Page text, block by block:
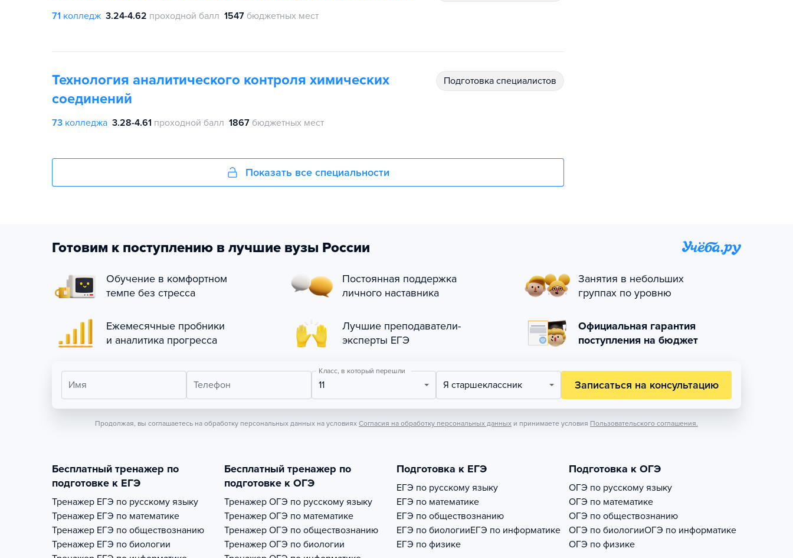
71 колледж 3.24-4.62 проходной балл 1547 бюджетных мест
Технология аналитического контроля химических
соединений
подготовка специалистов
73 колледжа 3.28-4.61 проходной балл 1867 бюджетных мест
Показать все специальности
Готовим к поступлению в лучшие вузы России
Обучение в комфортном
темпе без стресса
Постоянная поддержка
личного наставника
Занятия в небольших
группах по уровню
Ежемесячные пробники
и аналитика прогресса
Лучшие преподаватели-
эксперты ЕГЭ
Официальная гарантия
поступления на бюджет
Имя Телефон
Класс, в который перешли
11 Я старшеклассник Записаться на консультацию
Продолжая, вы соглашаетесь на обработку персональных данных на условиях Согласия на обработку персональных данных и принимаете условия Пользовательского соглашения.
Бесплатный тренажер по
подготовке к ЕГЭ
Тренажер ЕГЭ по русскому языку
Тренажер ЕГЭ по математике
Тренажер ЕГЭ по обществознанию
Тренажер ЕГЭ по биологии
Бесплатный тренажер по
подготовке к ОГЭ
Тренажер ОГЭ по русскому языку
Тренажер ОГЭ по математике
Тренажер ОГЭ по обществознанию
Тренажер ОГЭ по биологии
Подготовка к ЕГЭ
ЕГЭ по русскому языку
ЕГЭ по математике
ЕГЭ по обществознанию
ЕГЭ по биологииЕГЭ по информатике
ЕГЭ по физике
Подготовка к ОГЭ
ОГЭ по русскому языку
ОГЭ по математике
ОГЭ по обществознанию
ОГЭ по биологииОГЭ по информатике
ОГЭ по физике